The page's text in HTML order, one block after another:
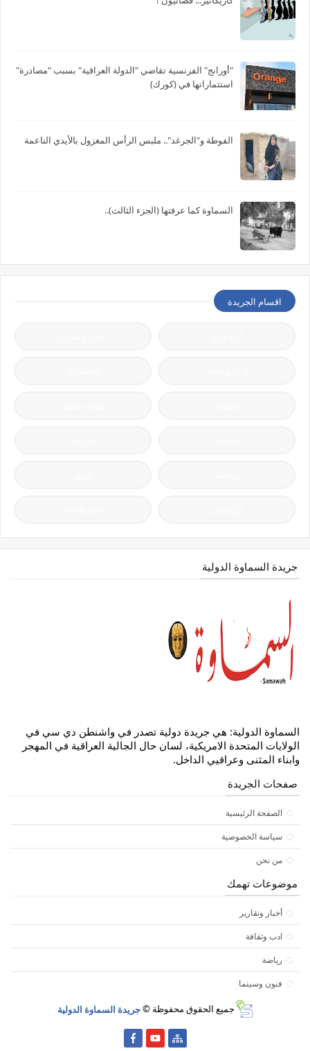
"أورانج" الفرنسية تقاضي "الدولة العراقية" بسبب "مصادرة"
استثماراتها في (كورك)
الفوطة و"الجرغد".. ملبس الرأس المغزول بالأيدي الناعمة
السماوة كما عرفتها (الجزء الثالث)..
اقسام الجريدة
جريدة السماوة الدولية
السماوة الدولية: هي جريدة دولية تصدر في واشنطن دي سي في
الولايات المتحدة الامريكية، لسان حال الجالية العراقية في المهجر
وابناء المثنى وعراقيي الداخل.
صفحات الجريدة
الصفحة الرئيسية
سياسة الخصوصية
من نحن
موضوعات تهمك
أخبار وتقارير
ادب وثقافة
رياضة
فنون وسينما
جميع الحقوق محفوظة ©جريدة السماوة الدولية